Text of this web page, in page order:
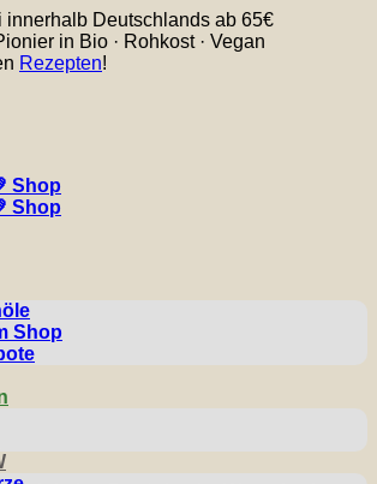
innerhalb Deutschlands ab 65€
in Bio · Rohkost · Vegan
Rezepten!
Shop